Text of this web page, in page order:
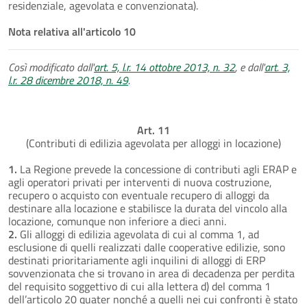
residenziale, agevolata e convenzionata).
Nota relativa all'articolo 10
Così modificato dall'art. 5, l.r. 14 ottobre 2013, n. 32, e dall'art. 3,
l.r. 28 dicembre 2018, n. 49.
Art. 11
(Contributi di edilizia agevolata per alloggi in locazione)
1. La Regione prevede la concessione di contributi agli ERAP e
agli operatori privati per interventi di nuova costruzione,
recupero o acquisto con eventuale recupero di alloggi da
destinare alla locazione e stabilisce la durata del vincolo alla
locazione, comunque non inferiore a dieci anni.
2. Gli alloggi di edilizia agevolata di cui al comma 1, ad
esclusione di quelli realizzati dalle cooperative edilizie, sono
destinati prioritariamente agli inquilini di alloggi di ERP
sovvenzionata che si trovano in area di decadenza per perdita
del requisito soggettivo di cui alla lettera d) del comma 1
dell’articolo 20 quater nonché a quelli nei cui confronti è stato